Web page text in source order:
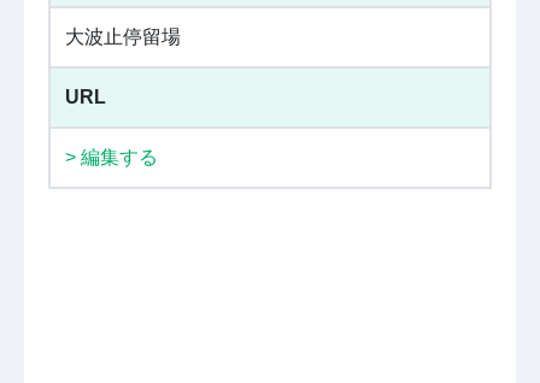
大波止停留場
URL
> 編集する